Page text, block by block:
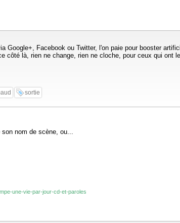
Facebook ou Twitter, l'on paie pour booster
côté là, rien ne change, rien ne cloche, pour ceux qui ont
sortie
nom de scène, ou...
une-vie-par-jour-cd-et-paroles